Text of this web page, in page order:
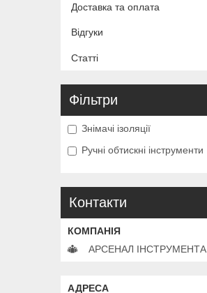
Доставка та оплата
Відгуки
Статті
Фільтри
Знімачі ізоляції
Ручні обтискні інструменти
Контакти
АРСЕНАЛ ІНСТРУМЕНТА